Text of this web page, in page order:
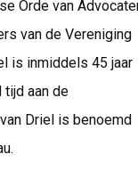
Orde van
van de Vereniging
is inmiddels 45 jaar
aan de
Driel is benoemd